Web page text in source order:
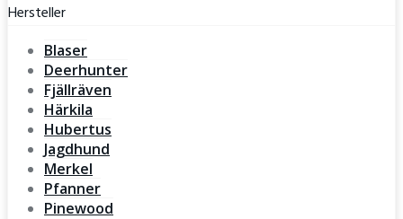
Hersteller
Blaser
Deerhunter
Fjällräven
Härkila
Hubertus
Jagdhund
Merkel
Pfanner
Pinewood